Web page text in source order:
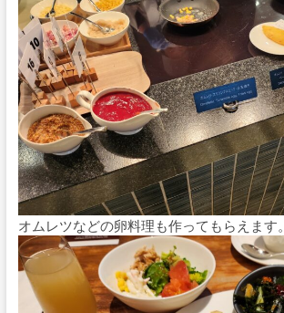
オムレツなどの卵料理も作ってもらえます。